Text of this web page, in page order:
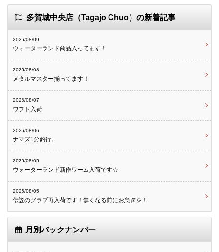
多賀城中央店（Tagajo Chuo）の新着記事
2026/08/09
ウォーターランド商品入ってます！
2026/08/08
メタルマスター揃ってます！
2026/08/07
ワフト入荷
2026/08/06
ナマズ1分釣行。
2026/08/05
ウォーターランド新作ワーム入荷です☆
2026/08/05
伝説のグラブ再入荷です！無くなる前にお急ぎを！
月別バックナンバー